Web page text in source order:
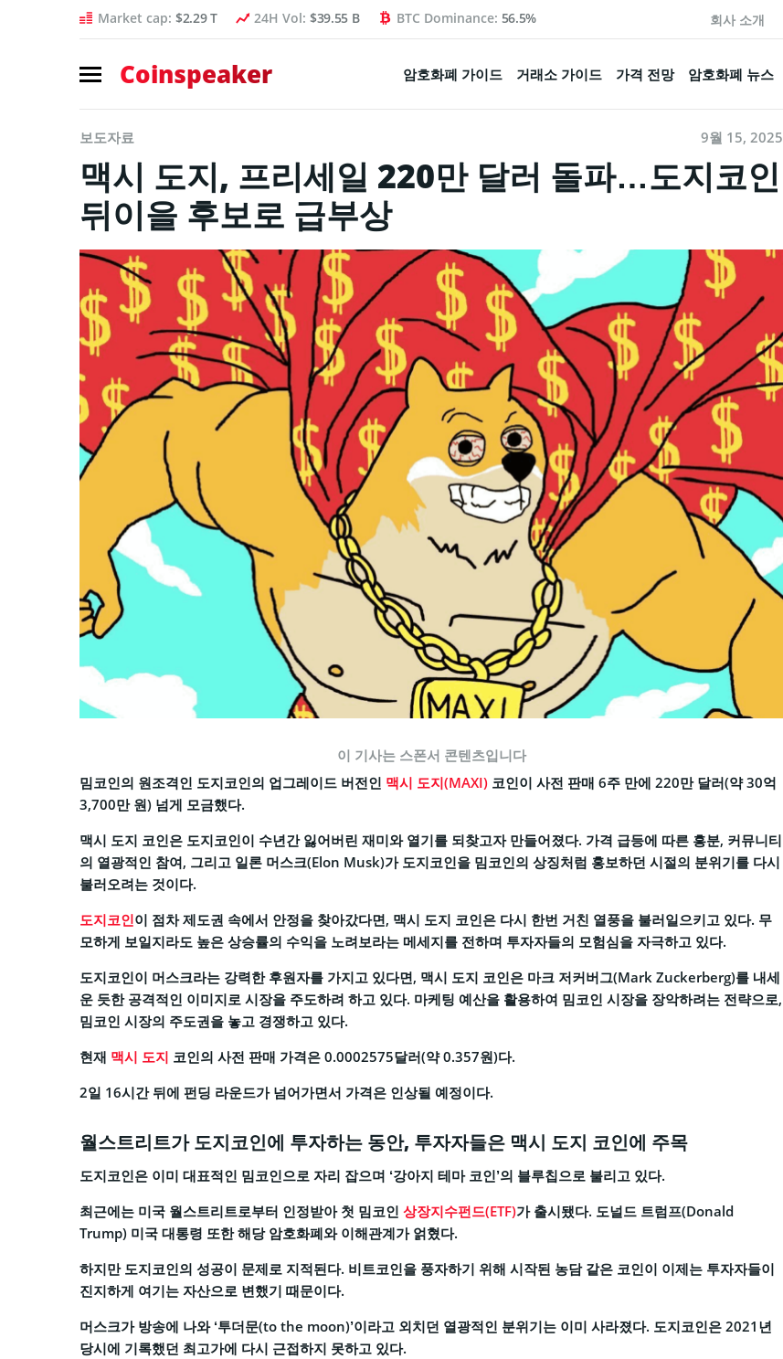
Market cap: $2.29 T 24H Vol: $39.55 B BTC Dominance: 56.5% 회사 소개
Coinspeaker 암호화폐 가이드 거래소 가이드 가격 전망 암호화폐 뉴스
보도자료 9월 15, 2025
맥시 도지, 프리세일 220만 달러 돌파…도지코인
뒤이을 후보로 급부상
이 기사는 스폰서 콘텐츠입니다
밈코인의 원조격인 도지코인의 업그레이드 버전인 맥시 도지(MAXI) 코인이 사전 판매 6주 만에 220만 달러(약 30억
3,700만 원) 넘게 모금했다.
맥시 도지 코인은 도지코인이 수년간 잃어버린 재미와 열기를 되찾고자 만들어졌다. 가격 급등에 따른 흥분, 커뮤니티
의 열광적인 참여, 그리고 일론 머스크(Elon Musk)가 도지코인을 밈코인의 상징처럼 홍보하던 시절의 분위기를 다시
불러오려는 것이다.
도지코인이 점차 제도권 속에서 안정을 찾아갔다면, 맥시 도지 코인은 다시 한번 거친 열풍을 불러일으키고 있다. 무
모하게 보일지라도 높은 상승률의 수익을 노려보라는 메세지를 전하며 투자자들의 모험심을 자극하고 있다.
도지코인이 머스크라는 강력한 후원자를 가지고 있다면, 맥시 도지 코인은 마크 저커버그(Mark Zuckerberg)를 내세
운 듯한 공격적인 이미지로 시장을 주도하려 하고 있다. 마케팅 예산을 활용하여 밈코인 시장을 장악하려는 전략으로,
밈코인 시장의 주도권을 놓고 경쟁하고 있다.
현재 맥시 도지 코인의 사전 판매 가격은 0.0002575달러(약 0.357원)다.
2일 16시간 뒤에 펀딩 라운드가 넘어가면서 가격은 인상될 예정이다.
월스트리트가 도지코인에 투자하는 동안, 투자자들은 맥시 도지 코인에 주목
도지코인은 이미 대표적인 밈코인으로 자리 잡으며 ‘강아지 테마 코인’의 블루칩으로 불리고 있다.
최근에는 미국 월스트리트로부터 인정받아 첫 밈코인 상장지수펀드(ETF)가 출시됐다. 도널드 트럼프(Donald
Trump) 미국 대통령 또한 해당 암호화폐와 이해관계가 얽혔다.
하지만 도지코인의 성공이 문제로 지적된다. 비트코인을 풍자하기 위해 시작된 농담 같은 코인이 이제는 투자자들이
진지하게 여기는 자산으로 변했기 때문이다.
머스크가 방송에 나와 ‘투더문(to the moon)’이라고 외치던 열광적인 분위기는 이미 사라졌다. 도지코인은 2021년
당시에 기록했던 최고가에 다시 근접하지 못하고 있다.